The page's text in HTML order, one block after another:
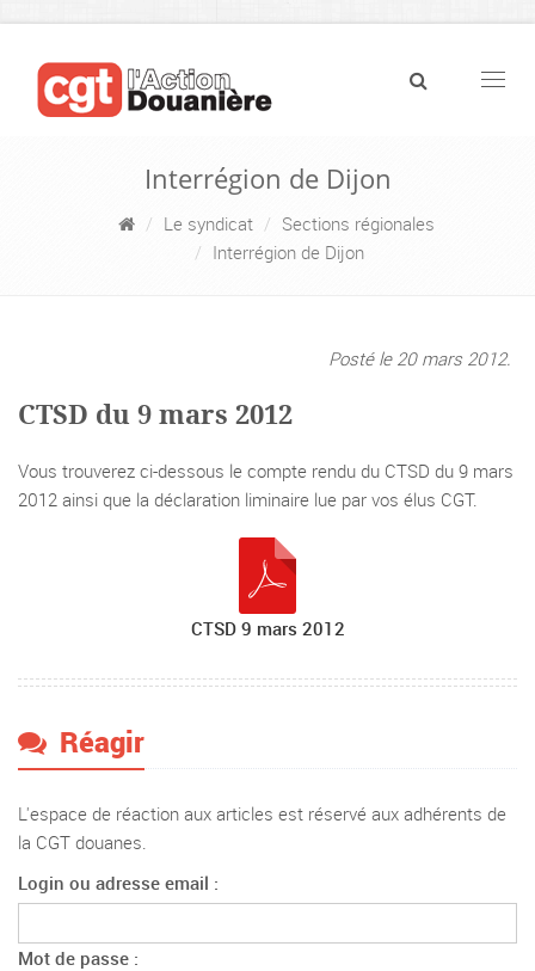
Interrégion de Dijon
Le syndicat
Sections régionales
Interrégion de Dijon
Posté le 20 mars 2012.
CTSD du 9 mars 2012
Vous trouverez ci-dessous le compte rendu du CTSD du 9 mars
2012 ainsi que la déclaration liminaire lue par vos élus CGT.
CTSD 9 mars 2012
Réagir
L'espace de réaction aux articles est réservé aux adhérents de
la CGT douanes.
Login ou adresse email :
Mot de passe :